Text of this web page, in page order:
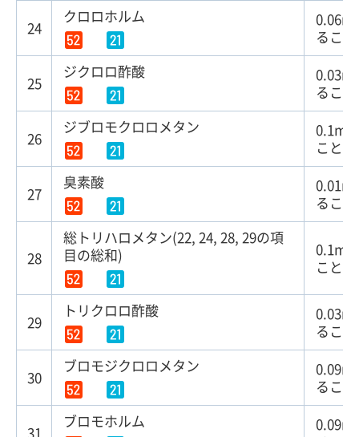
24
クロロホルム
ること
25
ジクロロ酢酸
ること
26
ジブロモクロロメタン
こと
27
臭素酸
ること
28
総トリハロメタン(22, 24, 28, 29の項
目の総和)
こと
29
トリクロロ酢酸
ること
30
ブロモジクロロメタン
ること
31
ブロモホルム